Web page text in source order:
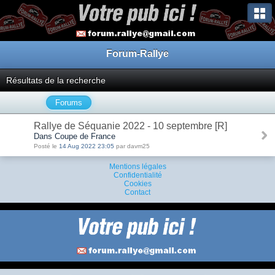
Forum-Rallye
Résultats de la recherche
Forums
Rallye de Séquanie 2022 - 10 septembre [R]
Dans Coupe de France
Posté le 14 Aug 2022 23:05 par davm25
Mentions légales
Confidentialité
Cookies
Contact